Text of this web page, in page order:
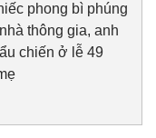
phong bì phúng
thông gia, anh
chiến ở lễ 49